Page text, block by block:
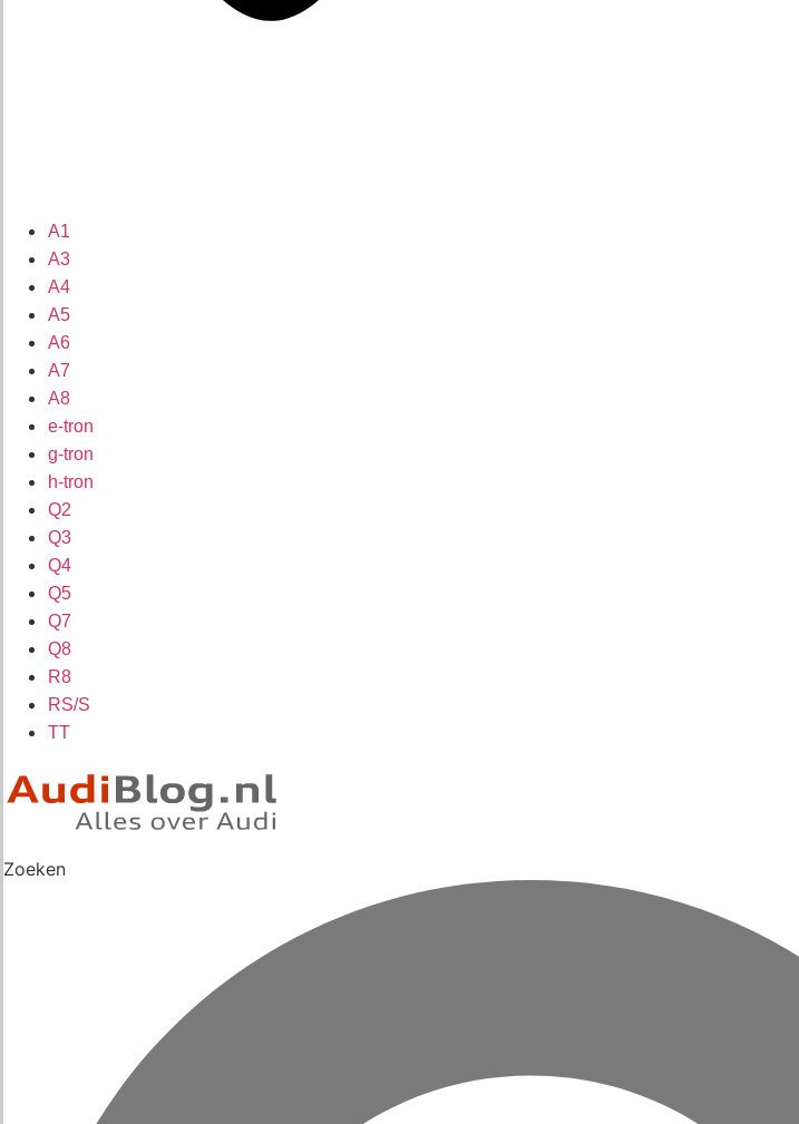
A1
A3
A4
A5
A6
A7
A8
e-tron
g-tron
h-tron
Q2
Q3
Q4
Q5
Q7
Q8
R8
RS/S
TT
Zoeken